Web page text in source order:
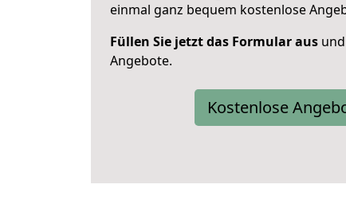
einmal ganz bequem kostenlose
Füllen Sie jetzt das Formular aus
Angebote.
Kostenlose